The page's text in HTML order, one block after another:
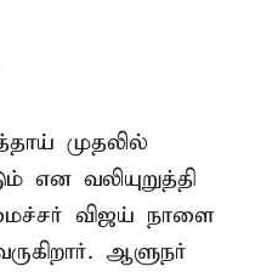
முதலில்
என வலியுறுத்தி
விஜய் நாளை
ஆளுநர்